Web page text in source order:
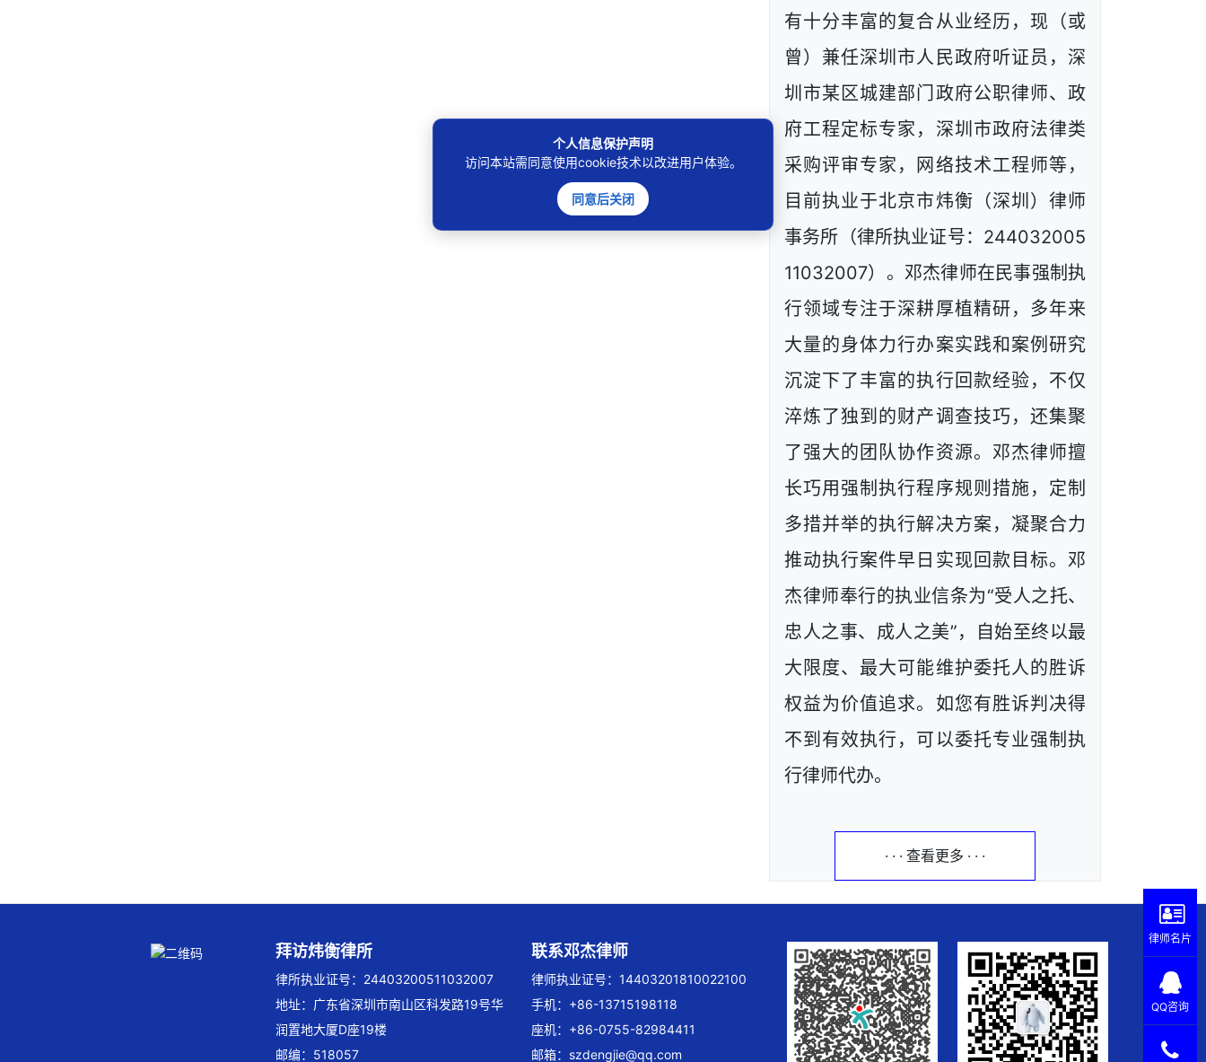
有十分丰富的复合从业经历，现（或
曾）兼任深圳市人民政府听证员，深
圳市某区城建部门政府公职律师、政
府工程定标专家，深圳市政府法律类
采购评审专家，网络技术工程师等，
目前执业于北京市炜衡（深圳）律师
事务所（律所执业证号：244032005
11032007）。邓杰律师在民事强制执
行领域专注于深耕厚植精研，多年来
大量的身体力行办案实践和案例研究
沉淀下了丰富的执行回款经验，不仅
淬炼了独到的财产调查技巧，还集聚
了强大的团队协作资源。邓杰律师擅
长巧用强制执行程序规则措施，定制
多措并举的执行解决方案，凝聚合力
推动执行案件早日实现回款目标。邓
杰律师奉行的执业信条为“受人之托、
忠人之事、成人之美”，自始至终以最
大限度、最大可能维护委托人的胜诉
权益为价值追求。如您有胜诉判决得
不到有效执行，可以委托专业强制执
行律师代办。
· · · 查看更多 · · ·
拜访炜衡律所
律所执业证号：24403200511032007
地址：广东省深圳市南山区科发路19号华
润置地大厦D座19楼
邮编：518057
联系邓杰律师
律师执业证号：14403201810022100
手机：+86-13715198118
座机：+86-0755-82984411
邮箱： szdengjie@qq.com
律师名片
QQ咨询
个人信息保护声明
访问本站需同意使用cookie技术以改进用户体验。
同意后关闭